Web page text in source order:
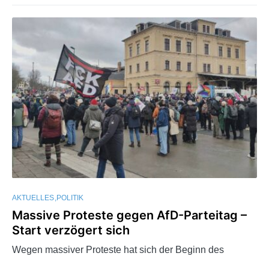
AKTUELLES POLITIK
Massive Proteste gegen AfD-Parteitag –
Start verzögert sich
Wegen massiver Proteste hat sich der Beginn des